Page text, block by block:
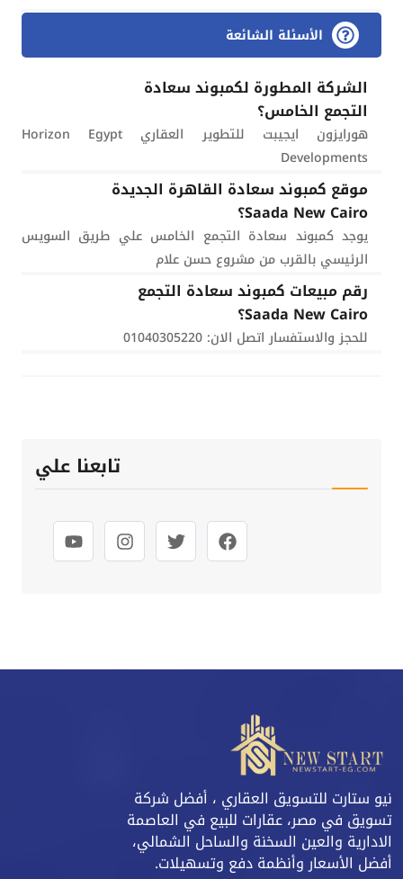
الأسئلة الشائعة
الشركة المطورة لكمبوند سعادة
التجمع الخامس؟
هورايزون ايجيبت للتطوير العقاري Horizon Egypt
Developments
موقع كمبوند سعادة القاهرة الجديدة
Saada New Cairo؟
يوجد كمبوند سعادة التجمع الخامس علي طريق السويس
الرئيسي بالقرب من مشروع حسن علام
رقم مبيعات كمبوند سعادة التجمع
Saada New Cairo؟
للحجز والاستفسار اتصل الان: 01040305220
تابعنا علي
نيو ستارت للتسويق العقاري ، أفضل شركة
تسويق في مصر، عقارات للبيع في العاصمة
الادارية والعين السخنة والساحل الشمالي،
أفضل الأسعار وأنظمة دفع وتسهيلات.